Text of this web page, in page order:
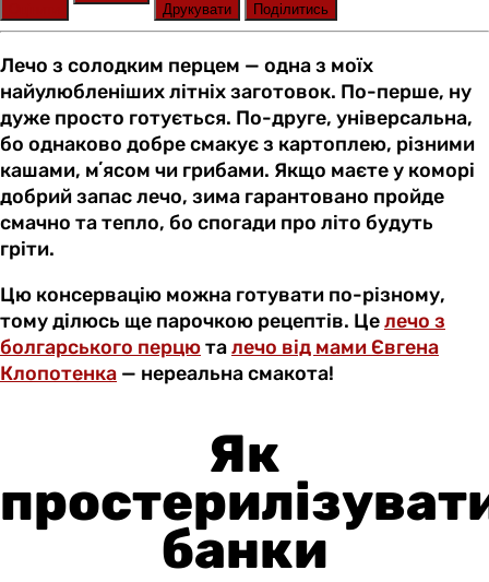
Друкувати
Поділитись
Лечо з солодким перцем — одна з моїх
найулюбленіших літніх заготовок. По-перше, ну
дуже просто готується. По-друге, універсальна,
бо однаково добре смакує з картоплею, різними
кашами, мʼясом чи грибами. Якщо маєте у коморі
добрий запас лечо, зима гарантовано пройде
смачно та тепло, бо спогади про літо будуть
гріти.
Цю консервацію можна готувати по-різному,
тому ділюсь ще парочкою рецептів. Целечо з
болгарського перцюталечо від мами Євгена
Клопотенка — нереальна смакота!
Як
банки